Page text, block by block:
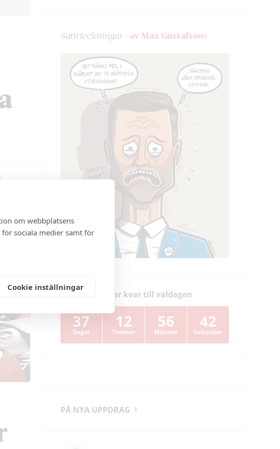
om webbplatsens
sociala medier samt för
Cookie inställningar
Satir­teckningar –av Max Gustafson
Dagar kvar till valdagen
37
Dagar
12
Timmar
56
Minuter
41
Sekunder
PÅ NYA UPPDRAG